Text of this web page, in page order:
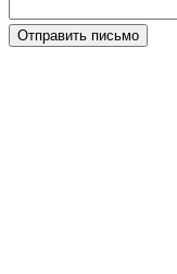
Отправить письмо